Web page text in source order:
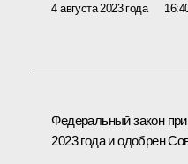
4 августа 2023 года
Федеральный закон
2023 года и одобрен